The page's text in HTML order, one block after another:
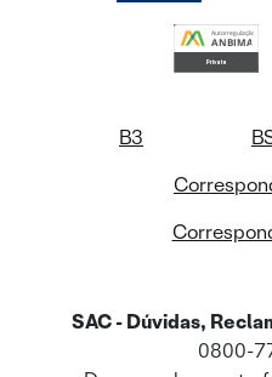
B3
SAC - Dúvidas,
0800-